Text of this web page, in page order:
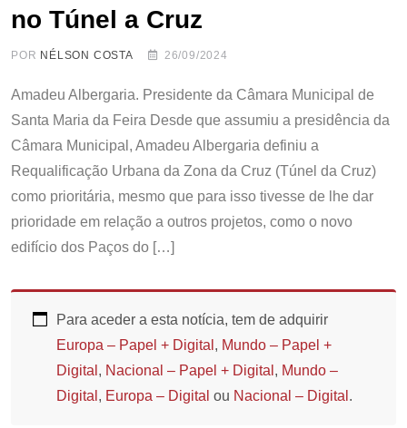
no Túnel a Cruz
POR NÉLSON COSTA 26/09/2024
Amadeu Albergaria. Presidente da Câmara Municipal de
Santa Maria da Feira Desde que assumiu a presidência da
Câmara Municipal, Amadeu Albergaria definiu a
Requalificação Urbana da Zona da Cruz (Túnel da Cruz)
como prioritária, mesmo que para isso tivesse de lhe dar
prioridade em relação a outros projetos, como o novo
edifício dos Paços do […]
Para aceder a esta notícia, tem de adquirir
Europa – Papel + Digital , Mundo – Papel +
Digital , Nacional – Papel + Digital , Mundo –
Digital , Europa – Digital ou Nacional – Digital .